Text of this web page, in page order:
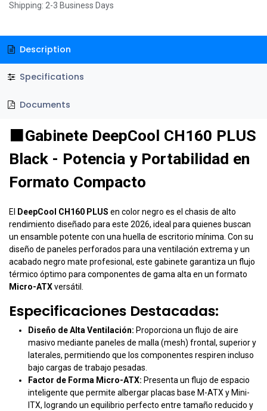
Shipping: 2-3 Business Days
Description
Specifications
Documents
⬛Gabinete DeepCool CH160 PLUS
Black - Potencia y Portabilidad en
Formato Compacto
El DeepCool CH160 PLUS en color negro es el chasis de alto
rendimiento diseñado para este 2026, ideal para quienes buscan
un ensamble potente con una huella de escritorio mínima. Con su
diseño de paneles perforados para una ventilación extrema y un
acabado negro mate profesional, este gabinete garantiza un flujo
térmico óptimo para componentes de gama alta en un formato
Micro-ATXversátil.
Especificaciones Destacadas:
Diseño de Alta Ventilación: Proporciona un flujo de aire
masivo mediante paneles de malla (mesh) frontal, superior y
laterales, permitiendo que los componentes respiren incluso
bajo cargas de trabajo pesadas.
Factor de Forma Micro-ATX: Presenta un flujo de espacio
inteligente que permite albergar placas base M-ATX y Mini-
ITX, logrando un equilibrio perfecto entre tamaño reducido y